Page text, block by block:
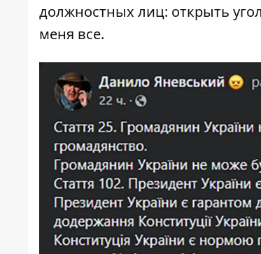
должностных лиц: открыть
меня все.